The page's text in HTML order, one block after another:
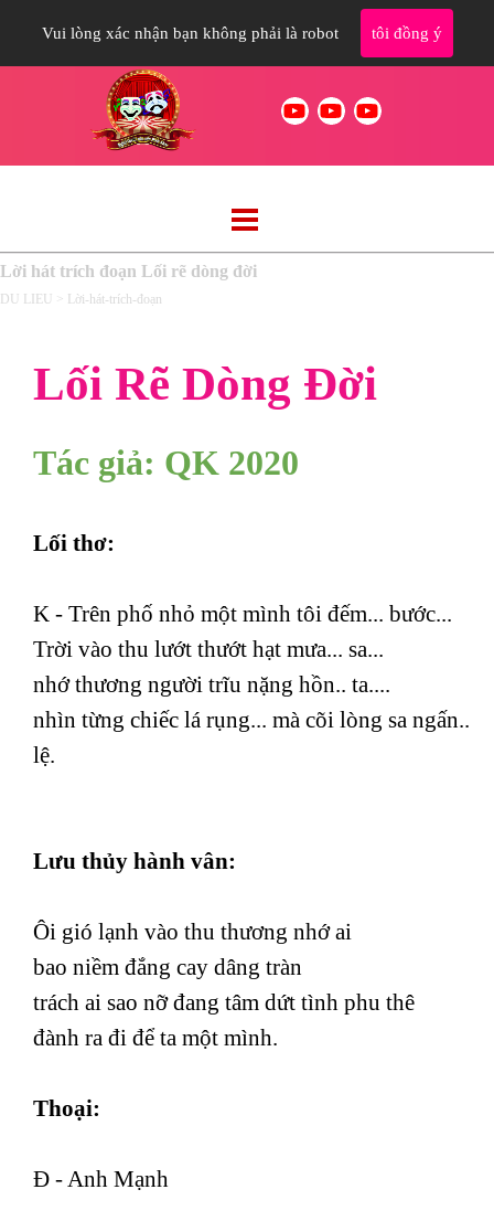
Vui lòng xác nhận bạn không phải là robot tôi đồng ý
Lời hát trích đoạn Lối rẽ dòng đời
DU LIEU > Lời-hát-trích-đoạn
Lối Rẽ Dòng Đời
Tác giả: QK 2020
Lối thơ:
K - Trên phố nhỏ một mình tôi đếm... bước...
Trời vào thu lướt thướt hạt mưa... sa...
nhớ thương người trĩu nặng hồn.. ta....
nhìn từng chiếc lá rụng... mà cõi lòng sa ngấn..
lệ.
Lưu thủy hành vân:
Ôi gió lạnh vào thu thương nhớ ai
bao niềm đắng cay dâng tràn
trách ai sao nỡ đang tâm dứt tình phu thê
đành ra đi để ta một mình.
Thoại:
Đ - Anh Mạnh